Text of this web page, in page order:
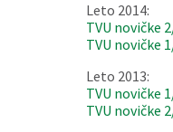
Leto 2014:
TVU novičke
TVU novičke
Leto 2013:
TVU novičke
TVU novičke